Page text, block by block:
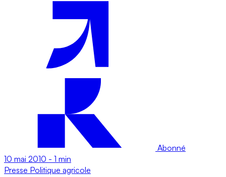
Abonné
10 mai 2010 - 1 min
Presse Politique agricole